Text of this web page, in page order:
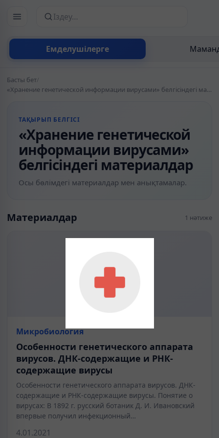
Емделушілерге
Сайттан іздеу
Басты бет/
«Хранение генетической информации вирусами» белгісіндегі материалдар
ТАҚЫРЫП БЕЛГІСІ
«Хранение генетической
информации вирусами»
белгісіндегі материалдар
Осы бөлімдегі материалдар мен анықтамалар.
Материалдар 1 нәтиже
Микробиология
Особенности генетического аппарата
вирусов. ДНК-содержащие и РНК-
содержащие вирусы
Особенности генетического аппарата вирусов. ДНК-
содержащие и РНК-содержащие вирусы. Понятие о
вирусах: В 1892 г. русский ботаник Д. И. Ивановский
впервые получил инфекционный…
4.01.2021